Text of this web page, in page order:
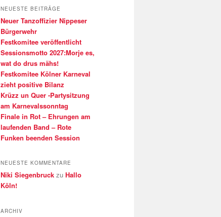
h
n
NEUESTE BEITRÄGE
Neuer Tanzoffizier Nippeser
Bürgerwehr
Festkomitee veröffentlicht
Sessionsmotto 2027:Morje es,
wat do drus mähs!
Festkomitee Kölner Karneval
zieht positive Bilanz
Krüzz un Quer -Partysitzung
am Karnevalssonntag
Finale in Rot – Ehrungen am
laufenden Band – Rote
Funken beenden Session
NEUESTE KOMMENTARE
Niki Siegenbruck zu Hallo
Köln!
ARCHIV